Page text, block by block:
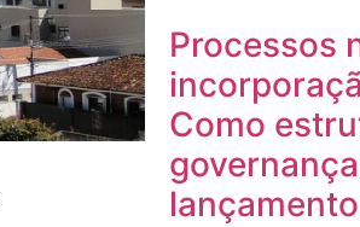
Processos
Como
lançamento